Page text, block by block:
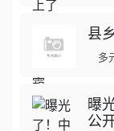
县
多
曝
公